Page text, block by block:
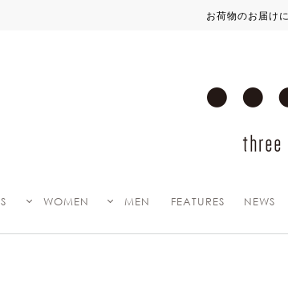
お荷物のお届け
WOMEN MEN FEATURES NEWS